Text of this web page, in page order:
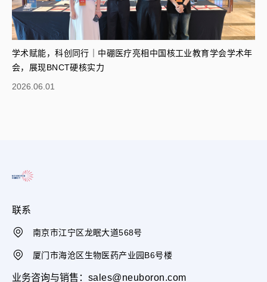
学术赋能，科创同行｜中硼医疗亮相中国核工业教育学会学术年
会，展现BNCT硬核实力
2026.06.01
联系
南京市江宁区龙眠大道568号
厦门市海沧区生物医药产业园B6号楼
业务咨询与销售： sales@neuboron.com